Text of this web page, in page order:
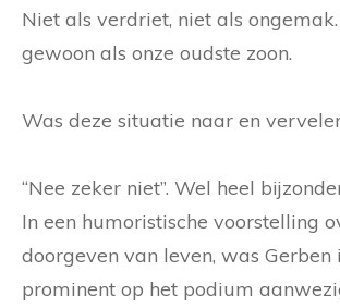
Niet als verdriet, niet als
gewoon als onze oudste zoon.
Was deze situatie naar en
“Nee zeker niet”. Wel heel
In een humoristische voorstelling
doorgeven van leven, was Gerben
prominent op het podium